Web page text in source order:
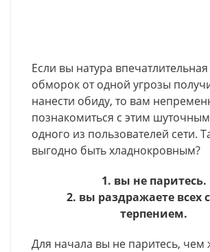
Если вы натура
обморок от одной угрозы
нанести обиду, то вам
познакомиться с этим
одного из пользователей сети.
выгодно быть хладнокровным?
1. вы не паритесь.
2. вы раздражаете всех
терпением.
Для начала вы не паритесь, чем